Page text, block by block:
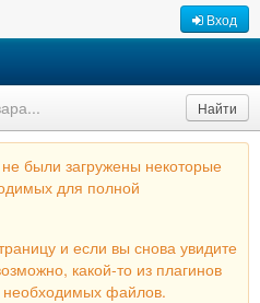
Вход
были загружены некоторые
для полной
и если вы снова увидите
какой-то из плагинов
необходимых файлов.